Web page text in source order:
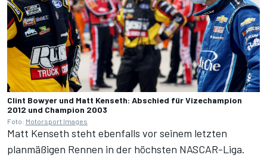
Clint Bowyer und Matt Kenseth: Abschied für Vizechampion
2012 und Champion 2003
Foto: Motorsport Images
Matt Kenseth steht ebenfalls vor seinem letzten
planmäßigen Rennen in der höchsten NASCAR-Liga.